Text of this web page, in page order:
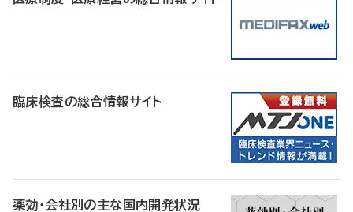
臨床検査の総合情報サイト
薬効・会社別の主な国内開発状況